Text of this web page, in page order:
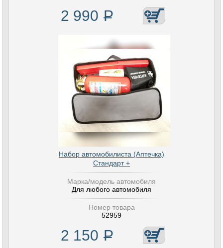
2 990 Р
Набор автомобилиста (Аптечка)
Стандарт +
Марка/модель автомобиля
Для любого автомобиля
Номер товара
52959
2 150 Р